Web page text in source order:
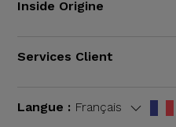
Inside Origine
Services Client
Langue : Français